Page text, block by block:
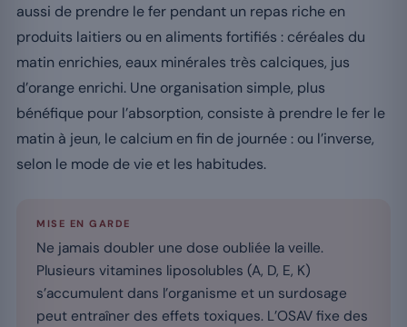
aussi de prendre le fer pendant un repas riche en
produits laitiers ou en aliments fortifiés : céréales du
matin enrichies, eaux minérales très calciques, jus
d’orange enrichi. Une organisation simple, plus
bénéfique pour l’absorption, consiste à prendre le fer le
matin à jeun, le calcium en fin de journée : ou l’inverse,
selon le mode de vie et les habitudes.
MISE EN GARDE
Ne jamais doubler une dose oubliée la veille.
Plusieurs vitamines liposolubles (A, D, E, K)
s’accumulent dans l’organisme et un surdosage
peut entraîner des effets toxiques. L’OSAV fixe des